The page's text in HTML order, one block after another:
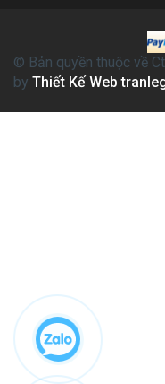
© Bản quyền thuộc về
by Thiết Kế Web